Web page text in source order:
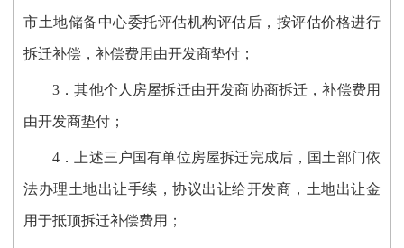
市土地储备中心委托评估机构评估后，按评估价格进行
拆迁补偿，补偿费用由开发商垫付；
3．其他个人房屋拆迁由开发商协商拆迁，补偿费用
由开发商垫付；
4．上述三户国有单位房屋拆迁完成后，国土部门依
法办理土地出让手续，协议出让给开发商，土地出让金
用于抵顶拆迁补偿费用；